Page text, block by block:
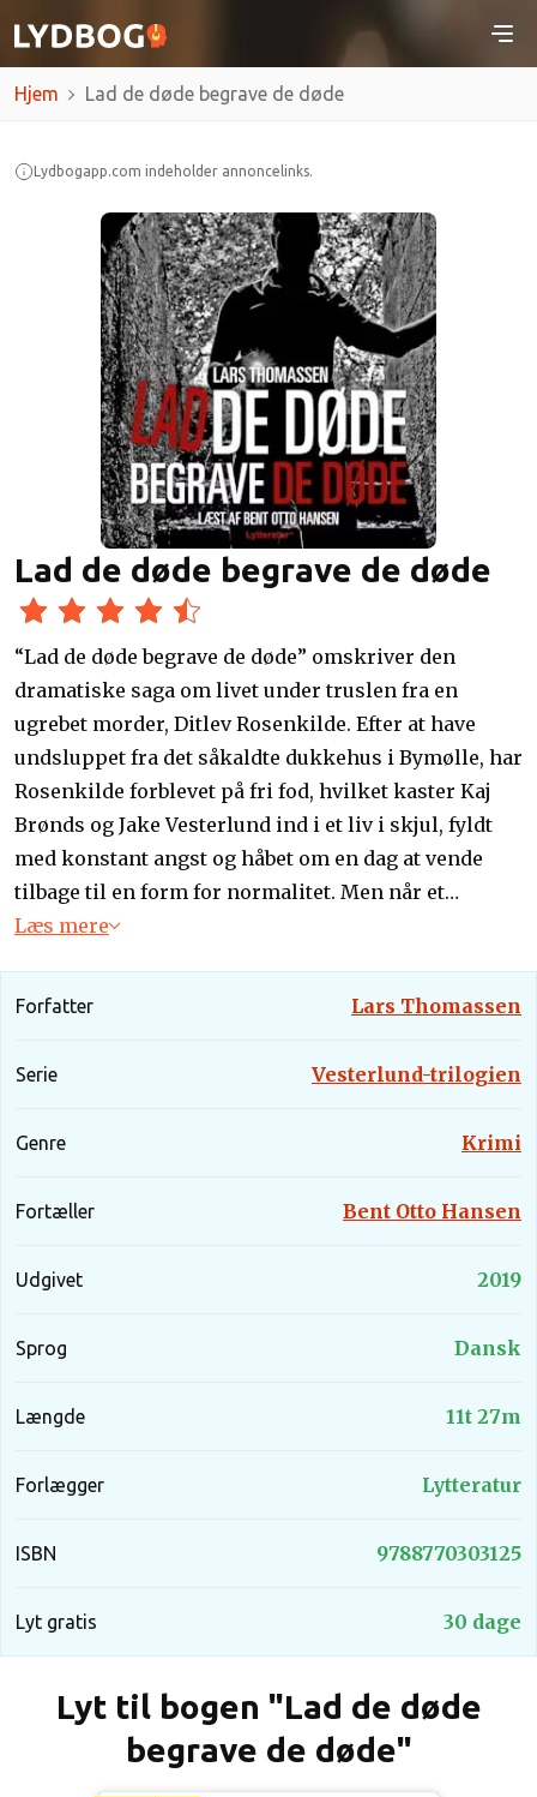
Hjem Lad de døde begrave de døde
Lydbogapp.com indeholder annoncelinks.
Lad de døde begrave de døde
“Lad de døde begrave de døde” omskriver den
dramatiske saga om livet under truslen fra en
ugrebet morder, Ditlev Rosenkilde. Efter at have
undsluppet fra det såkaldte dukkehus i Bymølle, har
Rosenkilde forblevet på fri fod, hvilket kaster Kaj
Brønds og Jake Vesterlund ind i et liv i skjul, fyldt
med konstant angst og håbet om en dag at vende
tilbage til en form for normalitet. Men når et
gruopvækkende mord sætter gang i en
træffe afgørende valg, der kan ende med at koste
om er værd at leve. I denne dybdesøgende kamp for
overlevelse opdager Jake dog kærlighedens kraft, et
Læs mere
Forfatter Lars Thomassen
Serie Vesterlund-trilogien
Genre Krimi
Fortæller Bent Otto Hansen
Udgivet 2019
Sprog Dansk
Længde 11t 27m
Forlægger Lytteratur
ISBN 9788770303125
Lyt gratis 30 dage
Lyt til bogen "Lad de døde
begrave de døde"